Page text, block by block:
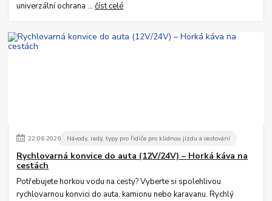
univerzální ochrana ...číst celé
22.06.2026 Návody, rady, typy pro řidiče pro klidnou jízdu a cestování
Rychlovarná konvice do auta (12V/24V) – Horká káva na
cestách
Potřebujete horkou vodu na cesty? Vyberte si spolehlivou
rychlovarnou konvici do auta, kamionu nebo karavanu. Rychlý